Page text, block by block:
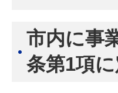
市内に事
条第1項に